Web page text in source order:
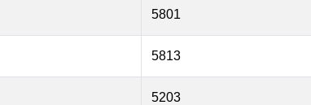
5801
5813
5203